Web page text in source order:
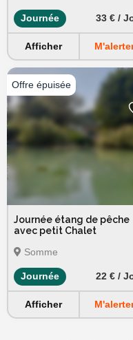
Journée 33 € /
Afficher
Journée étang de pêche
avec petit Chalet
Somme
Journée 22 € /
Afficher